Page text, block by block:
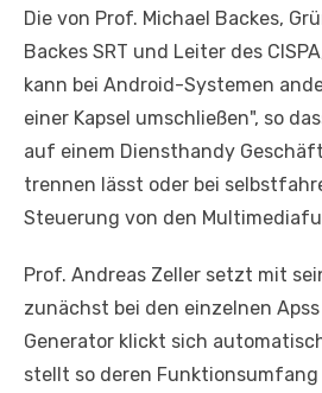
Die von Prof. Michael Backes,
Backes SRT und Leiter des
kann bei Android-Systemen
einer Kapsel umschließen", so
auf einem Diensthandy
trennen lässt oder bei
Steuerung von den
Prof. Andreas Zeller setzt mit
zunächst bei den einzelnen
Generator klickt sich
stellt so deren